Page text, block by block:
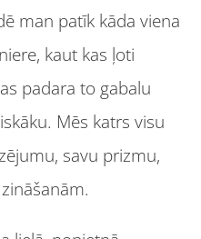
man patīk kāda viena
kaut kas ļoti
padara to gabalu
Mēs katrs visu
savu prizmu,